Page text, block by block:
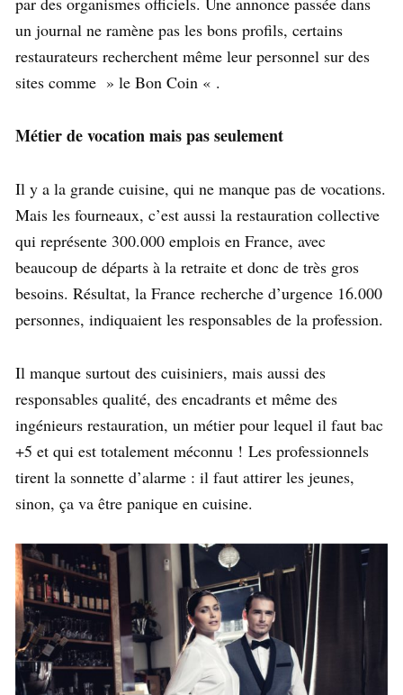
un journal ne ramène pas les bons profils, certains
restaurateurs recherchent même leur personnel sur des
sites comme » le Bon Coin « .
Métier de vocation mais pas seulement
Il y a la grande cuisine, qui ne manque pas de vocations.
Mais les fourneaux, c’est aussi la restauration collective
qui représente 300.000 emplois en France, avec
beaucoup de départs à la retraite et donc de très gros
besoins. Résultat, la France recherche d’urgence 16.000
personnes, indiquaient les responsables de la profession.
Il manque surtout des cuisiniers, mais aussi des
responsables qualité, des encadrants et même des
ingénieurs restauration, un métier pour lequel il faut bac
+5 et qui est totalement méconnu ! Les professionnels
tirent la sonnette d’alarme : il faut attirer les jeunes,
sinon, ça va être panique en cuisine.